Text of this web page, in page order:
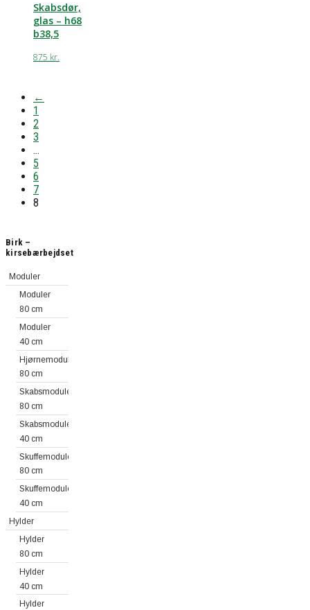
Skabsdør,
glas – h68
b38,5
875 kr.
←
1
2
3
…
5
6
7
8
Birk –
kirsebærbejdset
Moduler
Moduler
80 cm
Moduler
40 cm
Hjørnemoduler
80 cm
Skabsmoduler
80 cm
Skabsmoduler
40 cm
Skuffemoduler
80 cm
Skuffemoduler
40 cm
Hylder
Hylder
80 cm
Hylder
40 cm
Hylder